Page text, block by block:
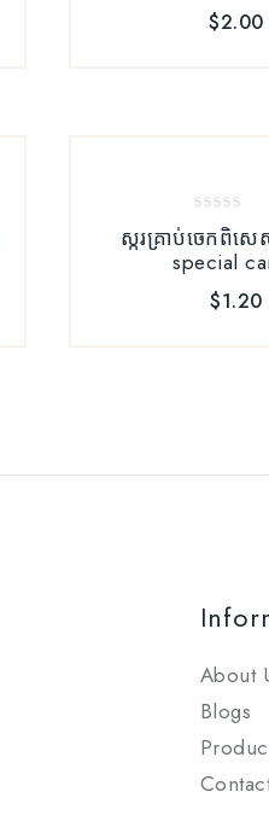
$2.00
out
of
ស្ករគ្រាប់ចេកពិស
special
$1.20
About
Blogs